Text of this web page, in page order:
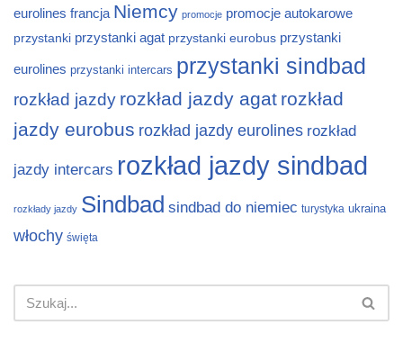
eurolines francja Niemcy promocje promocje autokarowe
przystanki przystanki agat przystanki eurobus przystanki
eurolines przystanki intercars przystanki sindbad
rozkład jazdy rozkład jazdy agat rozkład
jazdy eurobus rozkład jazdy eurolines rozkład
jazdy intercars rozkład jazdy sindbad
rozkłady jazdy Sindbad sindbad do niemiec turystyka ukraina
włochy święta